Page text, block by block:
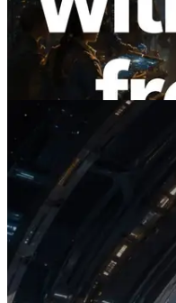
การวัด Ping จาก
เปิดตัว